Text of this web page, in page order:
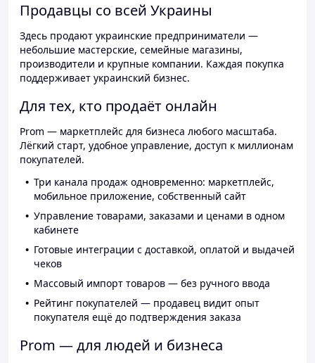
Продавцы со всей Украины
Здесь продают украинские предприниматели —
небольшие мастерские, семейные магазины,
производители и крупные компании. Каждая покупка
поддерживает украинский бизнес.
Для тех, кто продаёт онлайн
Prom — маркетплейс для бизнеса любого масштаба.
Лёгкий старт, удобное управление, доступ к миллионам
покупателей.
Три канала продаж одновременно: маркетплейс,
мобильное приложение, собственный сайт
Управление товарами, заказами и ценами в одном
кабинете
Готовые интеграции с доставкой, оплатой и выдачей
чеков
Массовый импорт товаров — без ручного ввода
Рейтинг покупателей — продавец видит опыт
покупателя ещё до подтверждения заказа
Prom — для людей и бизнеса